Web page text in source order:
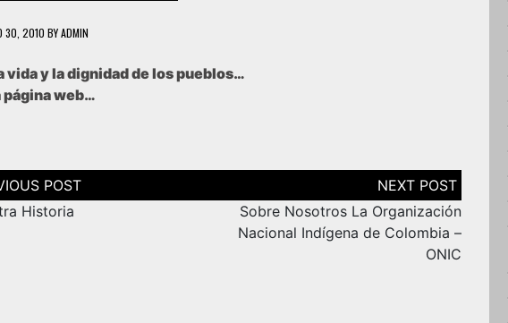
30, 2010 BYADMIN
vida y la dignidad de los pueblos…
página web…
Historia
Sobre Nosotros La Organización
Nacional Indígena de Colombia –
ONIC